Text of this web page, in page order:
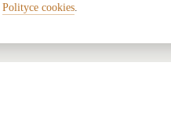
Polityce cookies